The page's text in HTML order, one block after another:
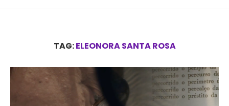
TAG:ELEONORA SANTA ROSA